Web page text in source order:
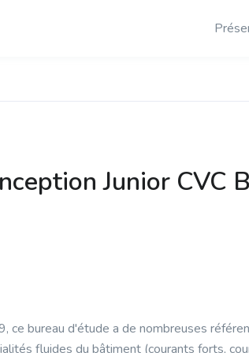
Junior CVC
ce bureau d'étude a de nombreuses
fluides du bâtiment (courants forts,